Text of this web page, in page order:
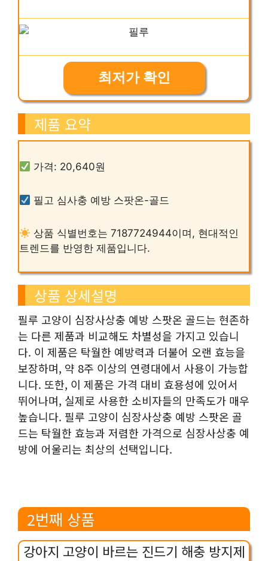
최저가 확인
제품 요약
가격: 20,640원
필고 심사충 예방 스팟온-골드
상품 식별번호는 7187724944이며, 현대적인
트렌드를 반영한 제품입니다.
상품 상세설명
필루 고양이 심장사상충 예방 스팟온 골드는 현존하
는 다른 제품과 비교해도 차별성을 가지고 있습니
다. 이 제품은 탁월한 예방력과 더불어 오랜 효능을
보장하며, 약 8주 이상의 연령대에서 사용이 가능합
니다. 또한, 이 제품은 가격 대비 효용성에 있어서
뛰어나며, 실제로 사용한 소비자들의 만족도가 매우
높습니다. 필루 고양이 심장사상충 예방 스팟온 골
드는 탁월한 효능과 저렴한 가격으로 심장사상충 예
방에 어울리는 최상의 선택입니다.
2번째 상품
강아지 고양이 바르는 진드기 해충 방지제